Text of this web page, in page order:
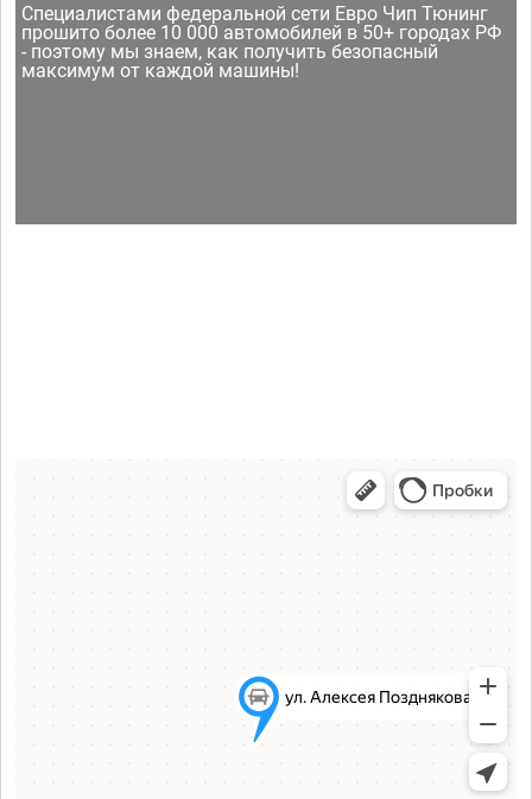
Специалистами федеральной сети Евро Чип Тюнинг
прошито более 10 000 автомобилей в 50+ городах РФ
- поэтому мы знаем, как получить безопасный
максимум от каждой машины!